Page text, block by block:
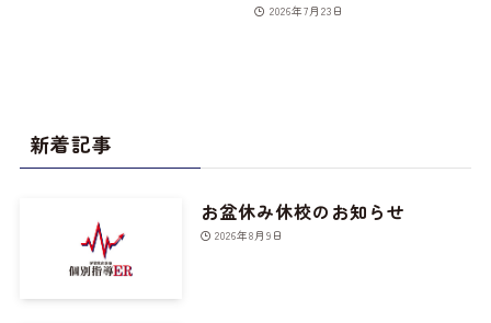
2026年7月23日
新着記事
お盆休み休校のお知らせ
2026年8月9日